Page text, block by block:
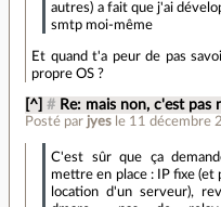
autres) a fait que j'ai
smtp moi-même
Et quand t'a peur de pas
propre OS ?
[^] # Re: mais non, c'est pas
Posté par jyes le 11 décembre
C'est sûr que ça
mettre en place : IP fixe (et
location d'un serveur),